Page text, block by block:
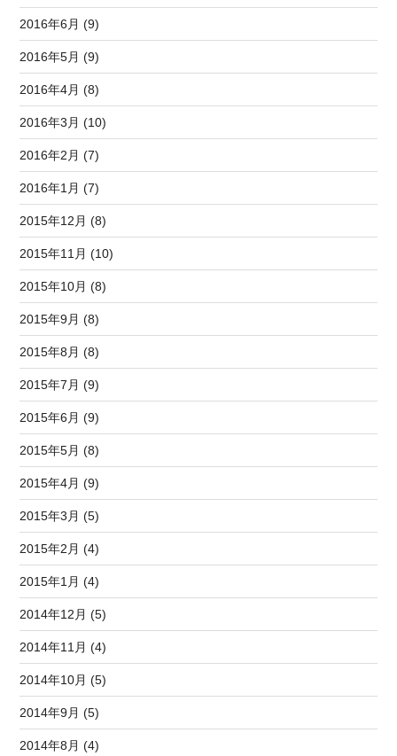
2016年6月 (9)
2016年5月 (9)
2016年4月 (8)
2016年3月 (10)
2016年2月 (7)
2016年1月 (7)
2015年12月 (8)
2015年11月 (10)
2015年10月 (8)
2015年9月 (8)
2015年8月 (8)
2015年7月 (9)
2015年6月 (9)
2015年5月 (8)
2015年4月 (9)
2015年3月 (5)
2015年2月 (4)
2015年1月 (4)
2014年12月 (5)
2014年11月 (4)
2014年10月 (5)
2014年9月 (5)
2014年8月 (4)